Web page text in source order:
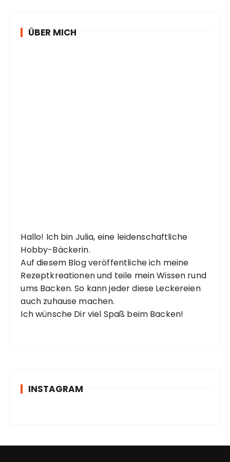
ÜBER MICH
Hallo! Ich bin Julia, eine leidenschaftliche
Hobby-Bäckerin.
Auf diesem Blog veröffentliche ich meine
Rezeptkreationen und teile mein Wissen rund
ums Backen. So kann jeder diese Leckereien
auch zuhause machen.
Ich wünsche Dir viel Spaß beim Backen!
INSTAGRAM